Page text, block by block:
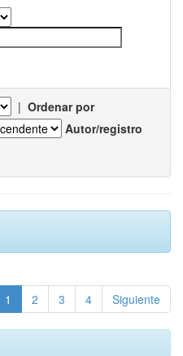
| Ordenar por
Autor/registro
1 2 3 4 Siguiente